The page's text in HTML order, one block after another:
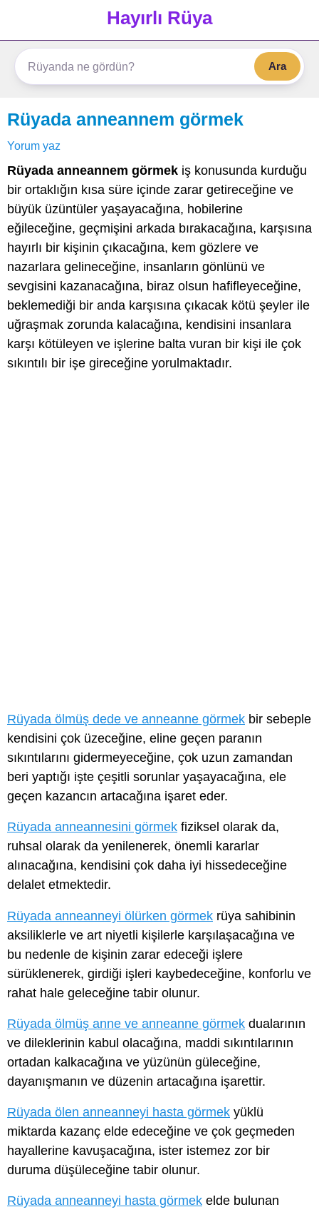
Hayırlı Rüya
Ara
Rüyada anneannem görmek
Yorum yaz
Rüyada anneannem görmek iş konusunda kurduğu
bir ortaklığın kısa süre içinde zarar getireceğine ve
büyük üzüntüler yaşayacağına, hobilerine
eğileceğine, geçmişini arkada bırakacağına, karşısına
hayırlı bir kişinin çıkacağına, kem gözlere ve
nazarlara gelineceğine, insanların gönlünü ve
sevgisini kazanacağına, biraz olsun hafifleyeceğine,
beklemediği bir anda karşısına çıkacak kötü şeyler ile
uğraşmak zorunda kalacağına, kendisini insanlara
karşı kötüleyen ve işlerine balta vuran bir kişi ile çok
sıkıntılı bir işe gireceğine yorulmaktadır.
Rüyada ölmüş dede ve anneanne görmek bir sebeple
kendisini çok üzeceğine, eline geçen paranın
sıkıntılarını gidermeyeceğine, çok uzun zamandan
beri yaptığı işte çeşitli sorunlar yaşayacağına, ele
geçen kazancın artacağına işaret eder.
Rüyada anneannesini görmek fiziksel olarak da,
ruhsal olarak da yenilenerek, önemli kararlar
alınacağına, kendisini çok daha iyi hissedeceğine
delalet etmektedir.
Rüyada anneanneyi ölürken görmek rüya sahibinin
aksiliklerle ve art niyetli kişilerle karşılaşacağına ve
bu nedenle de kişinin zarar edeceği işlere
sürüklenerek, girdiği işleri kaybedeceğine, konforlu ve
rahat hale geleceğine tabir olunur.
Rüyada ölmüş anne ve anneanne görmek dualarının
ve dileklerinin kabul olacağına, maddi sıkıntılarının
ortadan kalkacağına ve yüzünün güleceğine,
dayanışmanın ve düzenin artacağına işarettir.
Rüyada ölen anneanneyi hasta görmek yüklü
miktarda kazanç elde edeceğine ve çok geçmeden
hayallerine kavuşacağına, ister istemez zor bir
duruma düşüleceğine tabir olunur.
Rüyada anneanneyi hasta görmek elde bulunan